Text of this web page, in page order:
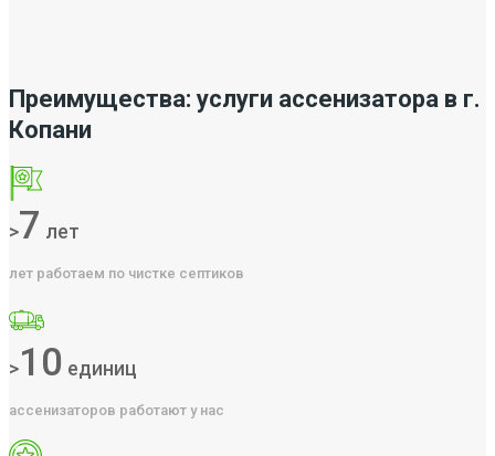
Преимущества: услуги ассенизатора в г.
Копани
>7 лет
лет работаем по чистке септиков
>10 единиц
ассенизаторов работают у нас